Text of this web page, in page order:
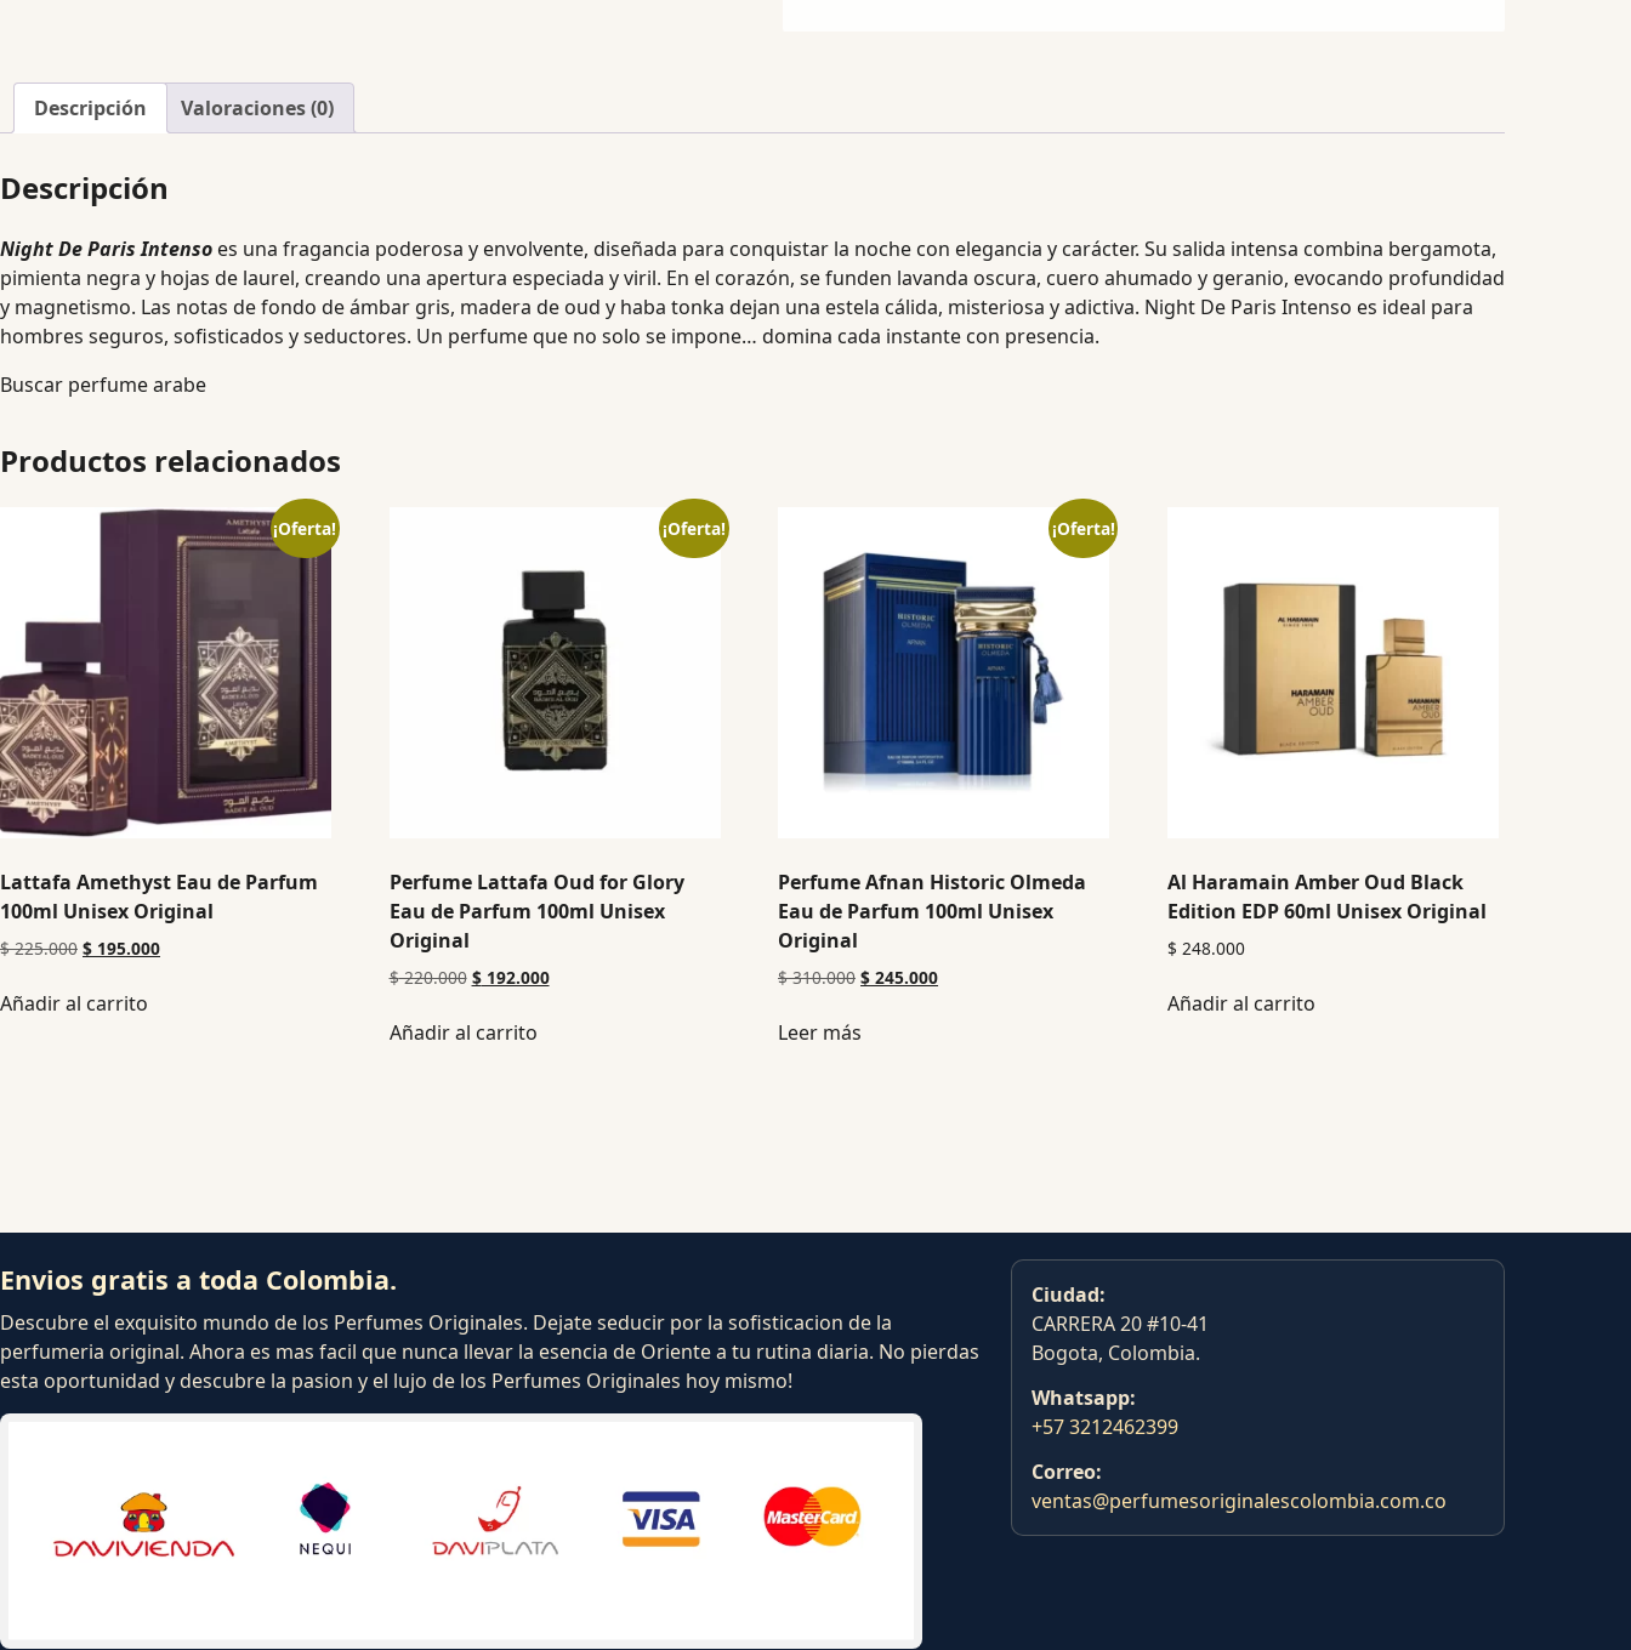
Descripción Valoraciones (0)
Descripción
Night De Paris Intenso es una fragancia poderosa y envolvente, diseñada para conquistar la noche con elegancia y carácter. Su salida intensa combina bergamota,
pimienta negra y hojas de laurel, creando una apertura especiada y viril. En el corazón, se funden lavanda oscura, cuero ahumado y geranio, evocando profundidad
y magnetismo. Las notas de fondo de ámbar gris, madera de oud y haba tonka dejan una estela cálida, misteriosa y adictiva. Night De Paris Intenso es ideal para
hombres seguros, sofisticados y seductores. Un perfume que no solo se impone… domina cada instante con presencia.
Buscar perfume arabe
Productos relacionados
¡Oferta!
Lattafa Amethyst Eau de Parfum
100ml Unisex Original
$225.000 $ 195.000
Añadir al carrito
¡Oferta!
Perfume Lattafa Oud for Glory
Eau de Parfum 100ml Unisex
Original
$220.000 $192.000
Añadir al carrito
¡Oferta!
Perfume Afnan Historic Olmeda
Eau de Parfum 100ml Unisex
Original
$310.000 $ 245.000
Leer más
Al Haramain Amber Oud Black
Edition EDP 60ml Unisex Original
$ 248.000
Añadir al carrito
Envios gratis a toda Colombia.
Descubre el exquisito mundo de los Perfumes Originales. Dejate seducir por la sofisticacion de la
perfumeria original. Ahora es mas facil que nunca llevar la esencia de Oriente a tu rutina diaria. No pierdas
esta oportunidad y descubre la pasion y el lujo de los Perfumes Originales hoy mismo!
Ciudad:
CARRERA 20 #10-41
Bogota, Colombia.
Whatsapp:
+57 3212462399
Correo:
ventas@perfumesoriginalescolombia.com.co